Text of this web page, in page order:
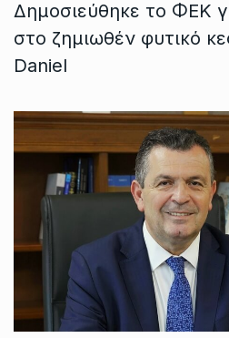
Δημοσιεύθηκε το ΦΕΚ
στο ζημιωθέν φυτικό
Daniel